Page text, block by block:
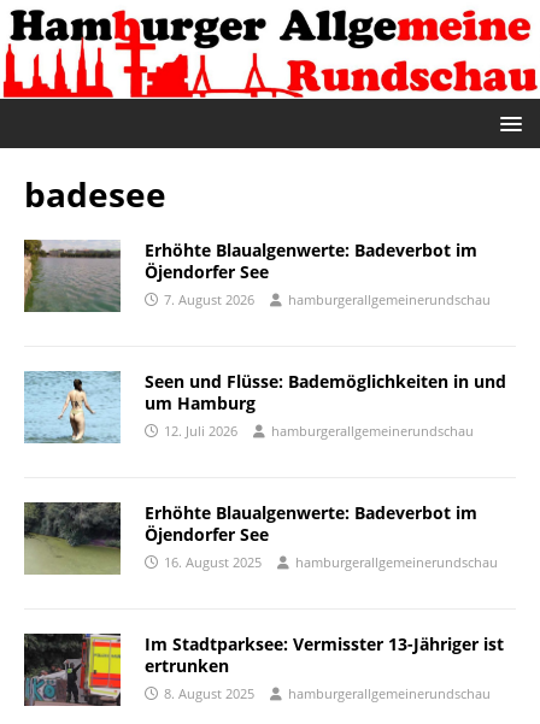
badesee
Erhöhte Blaualgenwerte: Badeverbot im
Öjendorfer See
7. August 2026 hamburgerallgemeinerundschau
Seen und Flüsse: Bademöglichkeiten in und
um Hamburg
12. Juli 2026 hamburgerallgemeinerundschau
Erhöhte Blaualgenwerte: Badeverbot im
Öjendorfer See
16. August 2025 hamburgerallgemeinerundschau
Im Stadtparksee: Vermisster 13-Jähriger ist
ertrunken
8. August 2025 hamburgerallgemeinerundschau